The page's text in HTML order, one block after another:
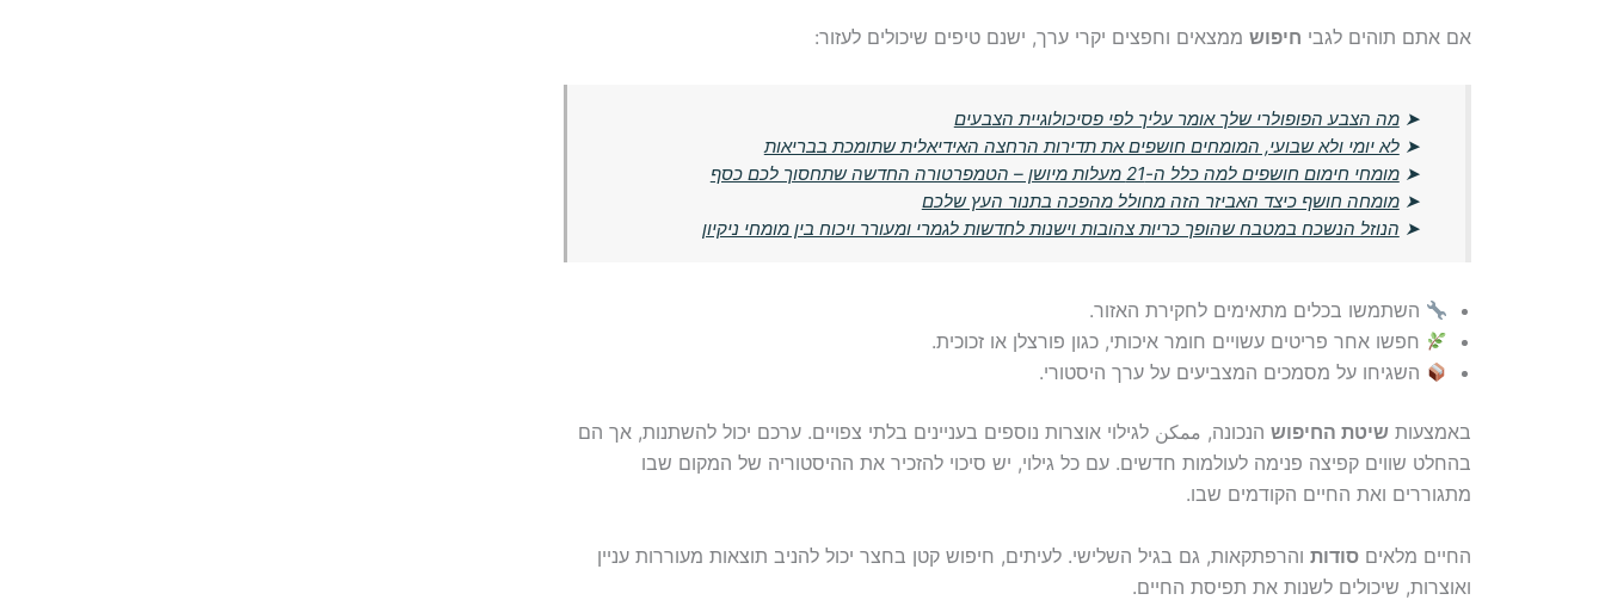
אם אתם תוהים לגבי חיפוש ממצאים וחפצים יקרי ערך, ישנם טיפים שיכולים לעזור:
➤מה הצבע הפופולרי שלך אומר עליך לפי פסיכולוגיית הצבעים
➤לא יומי ולא שבועי, המומחים חושפים את תדירות הרחצה האידיאלית שתומכת בבריאות
➤מומחי חימום חושפים למה כלל ה-21 מעלות מיושן – הטמפרטורה החדשה שתחסוך לכם כסף
➤מומחה חושף כיצד האביזר הזה מחולל מהפכה בתנור העץ שלכם
➤ הנוזל הנשכח במטבח שהופך כריות צהובות וישנות לחדשות לגמרי ומעורר ויכוח בין מומחי ניקיון
השתמשו בכלים מתאימים לחקירת האזור.
חפשו אחר פריטים עשויים חומר איכותי, כגון פורצלן או זכוכית.
השגיחו על מסמכים המצביעים על ערך היסטורי.
באמצעות שיטת החיפוש הנכונה, ممکن לגילוי אוצרות נוספים בעניינים בלתי צפויים. ערכם יכול להשתנות, אך הם
בהחלט שווים קפיצה פנימה לעולמות חדשים. עם כל גילוי, יש סיכוי להזכיר את ההיסטוריה של המקום שבו
מתגוררים ואת החיים הקודמים שבו.
החיים מלאים סודות והרפתקאות, גם בגיל השלישי. לעיתים, חיפוש קטן בחצר יכול להניב תוצאות מעוררות עניין
ואוצרות, שיכולים לשנות את תפיסת החיים.